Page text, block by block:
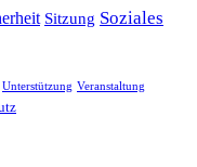
Sitzung Soziales
Unterstützung Veranstaltung